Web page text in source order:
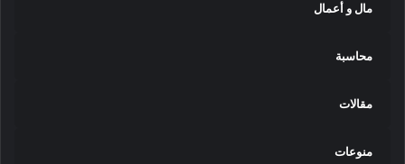
مال و أعمال
محاسبة
مقالات
منوعات